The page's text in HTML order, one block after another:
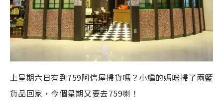
上星期六日有到759阿信屋掃貨嗎？小編的媽咪掃了兩籃
貨品回家，今個星期又要去759喇！